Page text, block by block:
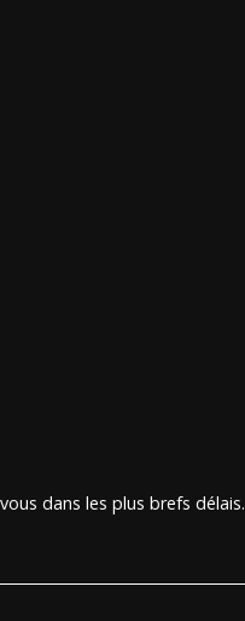
dans les plus brefs délais.